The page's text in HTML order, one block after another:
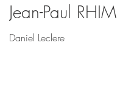
Jean-Paul RHIM
Daniel Leclere